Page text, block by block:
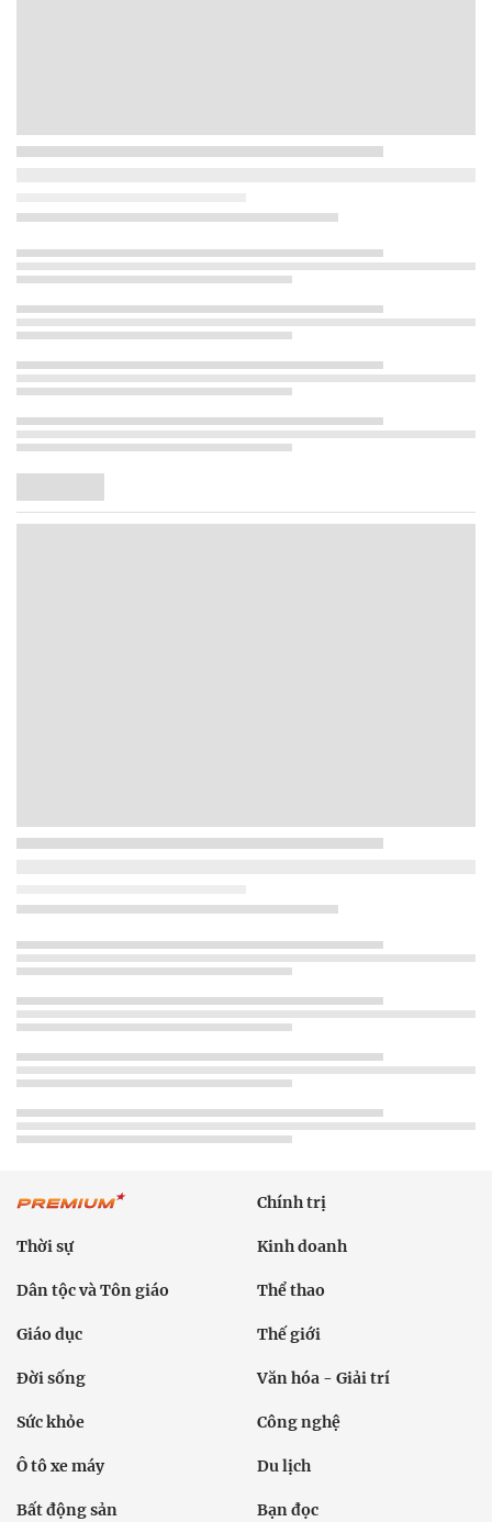
Chính trị
Thời sự Kinh doanh
Dân tộc và Tôn giáo Thể thao
Giáo dục Thế giới
Đời sống Văn hóa - Giải trí
Sức khỏe Công nghệ
Ô tô xe máy Du lịch
Bất động sản Bạn đọc